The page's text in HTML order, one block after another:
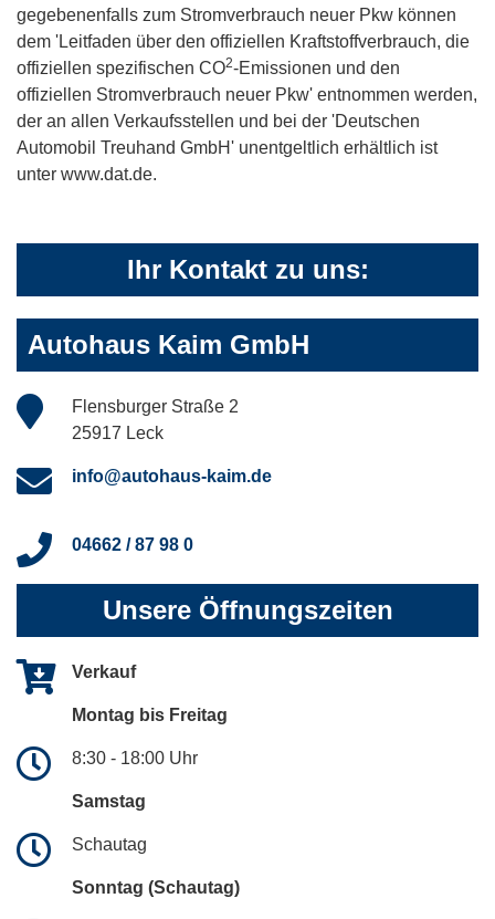
gegebenenfalls zum Stromverbrauch neuer Pkw können
dem 'Leitfaden über den offiziellen Kraftstoffverbrauch, die
offiziellen spezifischen CO2-Emissionen und den
offiziellen Stromverbrauch neuer Pkw' entnommen werden,
der an allen Verkaufsstellen und bei der 'Deutschen
Automobil Treuhand GmbH' unentgeltlich erhältlich ist
unter www.dat.de.
Ihr Kontakt zu uns:
Autohaus Kaim GmbH
Flensburger Straße 2
25917 Leck
info@autohaus-kaim.de
04662 / 87 98 0
Unsere Öffnungszeiten
Verkauf
Montag bis Freitag
8:30 - 18:00 Uhr
Samstag
Schautag
Sonntag (Schautag)